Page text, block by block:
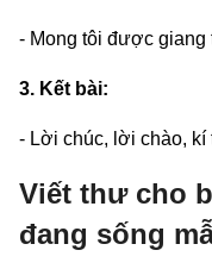
- Mong tôi được giang
3. Kết bài:
- Lời chúc, lời chào, kí
Viết thư cho
đang sống